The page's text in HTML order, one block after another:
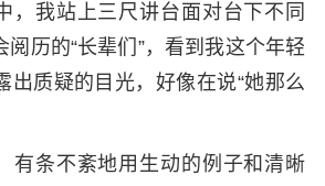
，我站上三尺讲台面对台下不同
阅历的“长辈们”，看到我这个年轻
出质疑的目光，好像在说“她那么
有条不紊地用生动的例子和清晰